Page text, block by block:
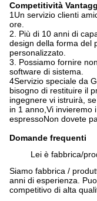
Competitività
1Un servizio clienti
ore.
2. Più di 10 anni di
design della forma del
personalizzato.
3. Possiamo fornire
software di sistema.
4Servizio speciale da
bisogno di restituire il
ingegnere vi istruirà,
in 1 anno,Vi invieremo
espressoNon dovete
Domande frequenti
Lei è fabbrica/
Siamo fabbrica /
anni di esperienza.
competitivo di alta